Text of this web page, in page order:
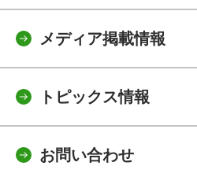
メディア掲載情報
トピックス情報
お問い合わせ